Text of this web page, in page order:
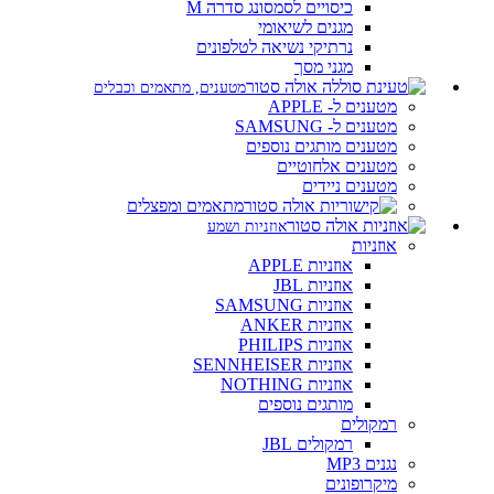
כיסויים לסמסונג סדרה M
מגנים לשיאומי
נרתיקי נשיאה לטלפונים
מגני מסך
מטענים, מתאמים וכבלים
מטענים ל- APPLE
מטענים ל- SAMSUNG
מטענים מותגים נוספים
מטענים אלחוטיים
מטענים ניידים
מתאמים ומפצלים
אוזניות ושמע
אוזניות
אוזניות APPLE
אוזניות JBL
אוזניות SAMSUNG
אוזניות ANKER
אוזניות PHILIPS
אוזניות SENNHEISER
אוזניות NOTHING
מותגים נוספים
רמקולים
רמקולים JBL
נגנים MP3
מיקרופונים